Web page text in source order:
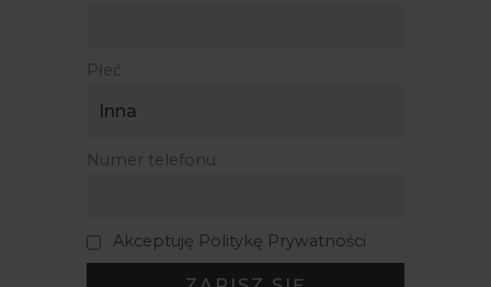
Płeć
Numer telefonu
Akceptuję Politykę Prywatności